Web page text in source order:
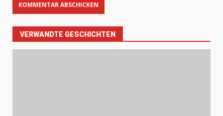
VERWANDTE GESCHICHTEN